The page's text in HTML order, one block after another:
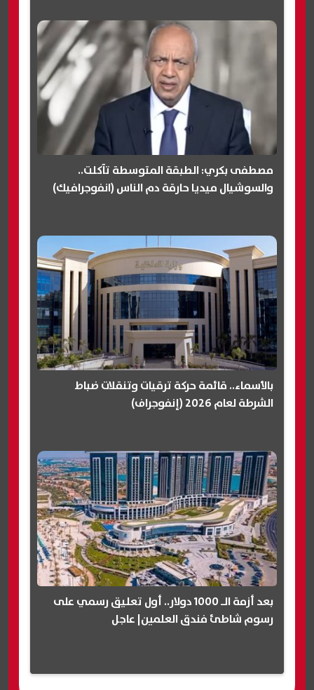
مصطفى بكري: الطبقة المتوسطة تآكلت..
والسوشيال ميديا حارقة دم الناس (انفوجرافيك)
بالأسماء.. قائمة حركة ترقيات وتنقلات ضباط
الشرطة لعام 2026 (إنفوجراف)
بعد أزمة الـ 1000 دولار.. أول تعليق رسمي على
رسوم شاطئ فندق العلمين| عاجل